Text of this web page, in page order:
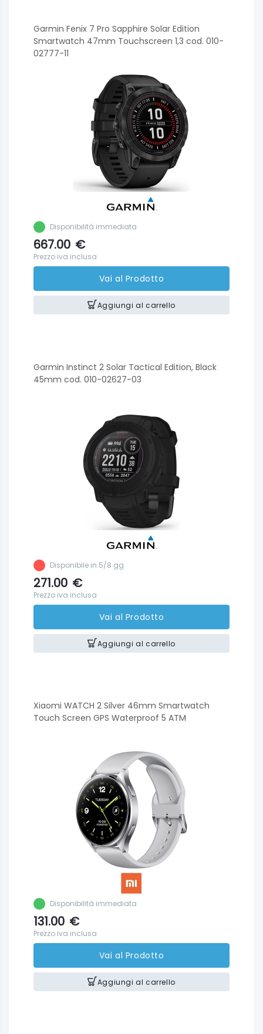
Garmin Fenix 7 Pro Sapphire Solar Edition
Smartwatch 47mm Touchscreen 1,3 cod. 010-
02777-11
Disponibilità immediata
667.00 €
Prezzo iva inclusa
Vai al Prodotto
Aggiungi al carrello
Garmin Instinct 2 Solar Tactical Edition, Black
45mm cod. 010-02627-03
Disponibile in 5/8 gg
271.00 €
Prezzo iva inclusa
Vai al Prodotto
Aggiungi al carrello
Xiaomi WATCH 2 Silver 46mm Smartwatch
Touch Screen GPS Waterproof 5 ATM
Disponibilità immediata
131.00 €
Prezzo iva inclusa
Vai al Prodotto
Aggiungi al carrello